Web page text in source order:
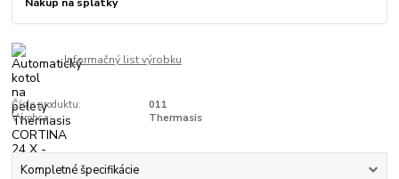
Informačný list výrobku
Číslo produktu:
011
Výrobca:
Thermasis
Kompletné špecifikácie